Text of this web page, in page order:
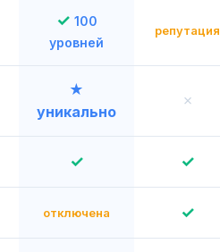
✓ 100
уровней
репутация
★
уникально
✗
✓ ✓
отключена ✓